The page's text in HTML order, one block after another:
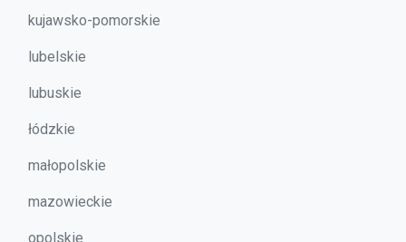
kujawsko-pomorskie
lubelskie
lubuskie
łódzkie
małopolskie
mazowieckie
opolskie